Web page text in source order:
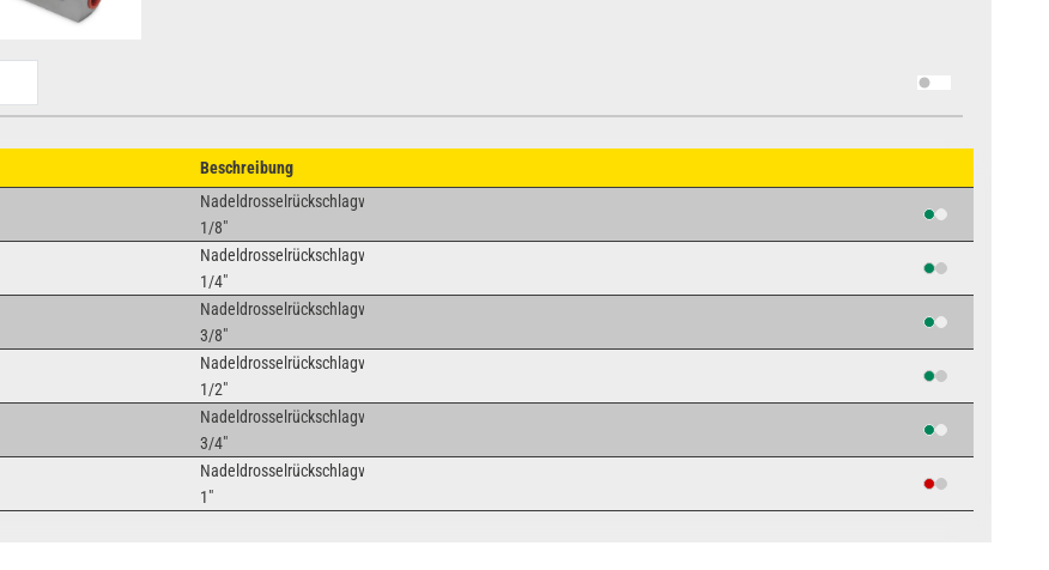
Beschreibung
Nadeldrosselrückschlagventil
1/8"
Nadeldrosselrückschlagventil
1/4"
Nadeldrosselrückschlagventil
3/8"
Nadeldrosselrückschlagventil
1/2"
Nadeldrosselrückschlagventil
3/4"
Nadeldrosselrückschlagventil
1"